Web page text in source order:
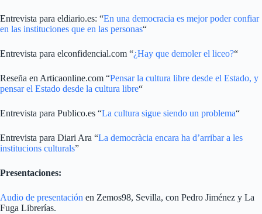
Entrevista para eldiario.es: “En una democracia es mejor poder confiar
en las instituciones que en las personas“
Entrevista para elconfidencial.com “¿Hay que demoler el liceo?“
Reseña en Articaonline.com “Pensar la cultura libre desde el Estado, y
pensar el Estado desde la cultura libre“
Entrevista para Publico.es “La cultura sigue siendo un problema“
Entrevista para Diari Ara “La democràcia encara ha d’arribar a les
institucions culturals”
Presentaciones:
Audio de presentación en Zemos98, Sevilla, con Pedro Jiménez y La
Fuga Librerías.